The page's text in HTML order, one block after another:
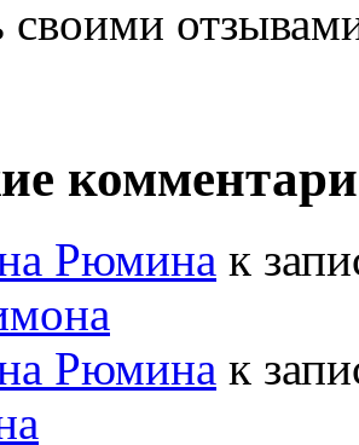
своими
Рюмина к
Рюмина к